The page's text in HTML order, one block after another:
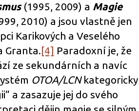
(1995, 2009) a Magie
2010) a jsou vlastně jen
Karikových a Veselého
Granta.[4] Paradoxní je, že
ze sekundárních a navíc
OTOA/LCN kategoricky
a zasazuje jej do svého